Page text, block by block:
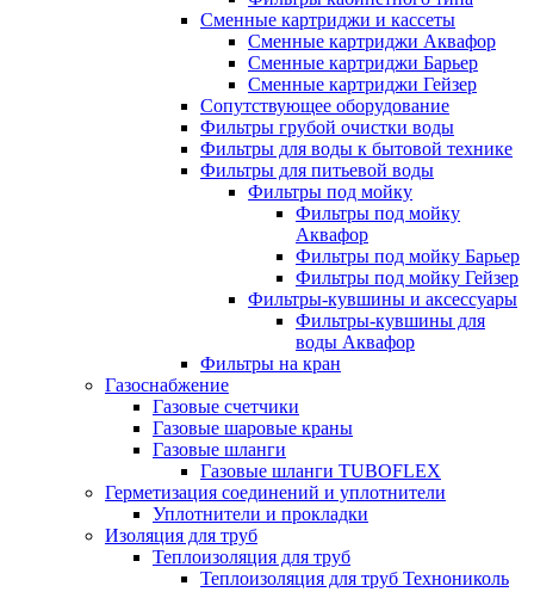
Сменные картриджи и кассеты
Сменные картриджи Аквафор
Сменные картриджи Барьер
Сменные картриджи Гейзер
Сопутствующее оборудование
Фильтры грубой очистки воды
Фильтры для воды к бытовой технике
Фильтры для питьевой воды
Фильтры под мойку
Фильтры под мойку
Аквафор
Фильтры под мойку Барьер
Фильтры под мойку Гейзер
Фильтры-кувшины и аксессуары
Фильтры-кувшины для
воды Аквафор
Фильтры на кран
Газоснабжение
Газовые счетчики
Газовые шаровые краны
Газовые шланги
Газовые шланги TUBOFLEX
Герметизация соединений и уплотнители
Уплотнители и прокладки
Изоляция для труб
Теплоизоляция для труб
Теплоизоляция для труб Технониколь